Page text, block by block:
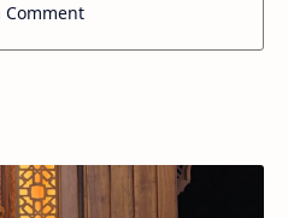
Comment